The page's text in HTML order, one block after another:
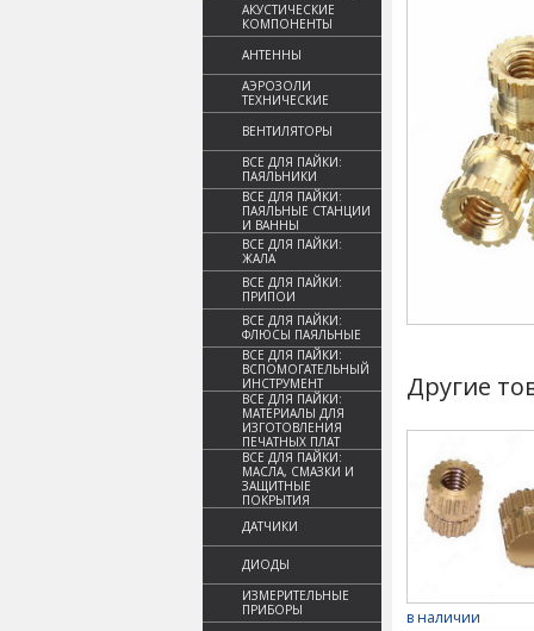
АКУСТИЧЕСКИЕ
КОМПОНЕНТЫ
АНТЕННЫ
АЭРОЗОЛИ
ТЕХНИЧЕСКИЕ
ВЕНТИЛЯТОРЫ
ВСЕ ДЛЯ ПАЙКИ:
ПАЯЛЬНИКИ
ВСЕ ДЛЯ ПАЙКИ:
ПАЯЛЬНЫЕ СТАНЦИИ
И ВАННЫ
ВСЕ ДЛЯ ПАЙКИ:
ЖАЛА
ВСЕ ДЛЯ ПАЙКИ:
ПРИПОИ
ВСЕ ДЛЯ ПАЙКИ:
ФЛЮСЫ ПАЯЛЬНЫЕ
ВСЕ ДЛЯ ПАЙКИ:
ВСПОМОГАТЕЛЬНЫЙ
ИНСТРУМЕНТ
ВСЕ ДЛЯ ПАЙКИ:
МАТЕРИАЛЫ ДЛЯ
ИЗГОТОВЛЕНИЯ
ПЕЧАТНЫХ ПЛАТ
ВСЕ ДЛЯ ПАЙКИ:
МАСЛА, СМАЗКИ И
ЗАЩИТНЫЕ
ПОКРЫТИЯ
ДАТЧИКИ
ДИОДЫ
ИЗМЕРИТЕЛЬНЫЕ
ПРИБОРЫ
Другие
в наличии